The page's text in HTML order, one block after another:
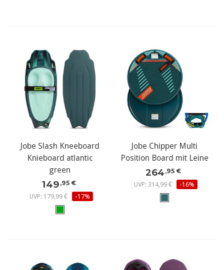
Jobe Slash Kneeboard
Knieboard atlantic
green
149 ,95 €
UVP: 179,99 €
-17%
Jobe Chipper Multi
Position Board mit Leine
264 ,95 €
UVP: 314,99 €
-16%